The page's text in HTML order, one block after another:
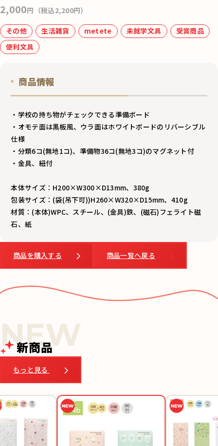
k
2,000円（税込2,200円）
その他 生活雑貨 metete 未就学文具
受賞商品
便利文具
商品情報
・学校の持ち物がチェックできる準備ボード
・オモテ面は黒板風、ウラ面はホワイトボードのリバーシブル
仕様
・分類6コ(無地1コ)、準備物36コ(無地3コ)のマグネット付
・金具、紐付
本体サイズ：H200×W300×D13mm、380g
包装サイズ：(袋(吊下可))H260×W320×D15mm、410g
材質：(本体)WPC、スチール、(金具)鉄、(磁石)フェライト磁
石、紙
商品を購入する 商品一覧へ戻る
新商品
もっと見る